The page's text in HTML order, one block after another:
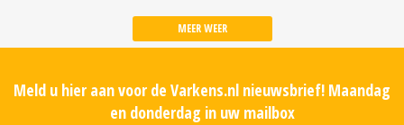
MEER WEER
Meld u hier aan voor de Varkens.nl nieuwsbrief! Maandag
en donderdag in uw mailbox